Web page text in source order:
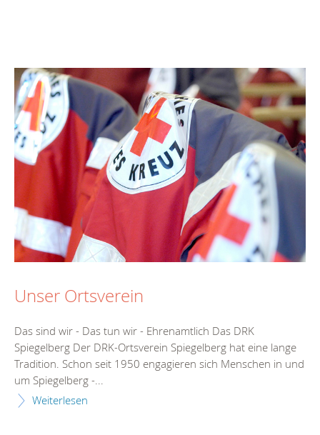
Unser Ortsverein
Das sind wir - Das tun wir - Ehrenamtlich Das DRK
Spiegelberg Der DRK-Ortsverein Spiegelberg hat eine lange
Tradition. Schon seit 1950 engagieren sich Menschen in und
um Spiegelberg -...
Weiterlesen